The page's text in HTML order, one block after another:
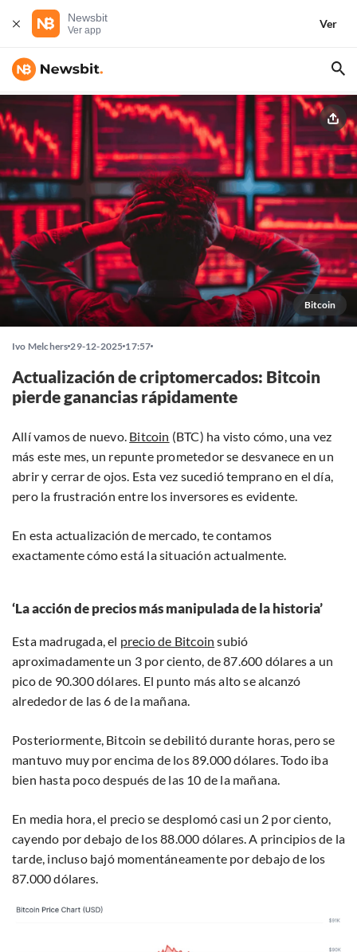
Newsbit
Ver app
Ver
Bitcoin
Ivo Melchers 29-12-2025 17:57
Actualización de criptomercados: Bitcoin
pierde ganancias rápidamente
Allí vamos de nuevo. Bitcoin (BTC) ha visto cómo, una vez
más este mes, un repunte prometedor se desvanece en un
abrir y cerrar de ojos. Esta vez sucedió temprano en el día,
pero la frustración entre los inversores es evidente.
En esta actualización de mercado, te contamos
exactamente cómo está la situación actualmente.
‘La acción de precios más manipulada de la historia’
Esta madrugada, el precio de Bitcoin subió
aproximadamente un 3 por ciento, de 87.600 dólares a un
pico de 90.300 dólares. El punto más alto se alcanzó
alrededor de las 6 de la mañana.
Posteriormente, Bitcoin se debilitó durante horas, pero se
mantuvo muy por encima de los 89.000 dólares. Todo iba
bien hasta poco después de las 10 de la mañana.
En media hora, el precio se desplomó casi un 2 por ciento,
cayendo por debajo de los 88.000 dólares. A principios de la
tarde, incluso bajó momentáneamente por debajo de los
87.000 dólares.